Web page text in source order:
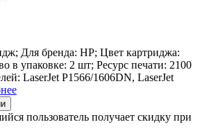
Для бренда: HP; Цвет картриджа:
в упаковке: 2 шт; Ресурс печати: 2100
LaserJet P1566/1606DN, LaserJet
пользователь получает скидку при